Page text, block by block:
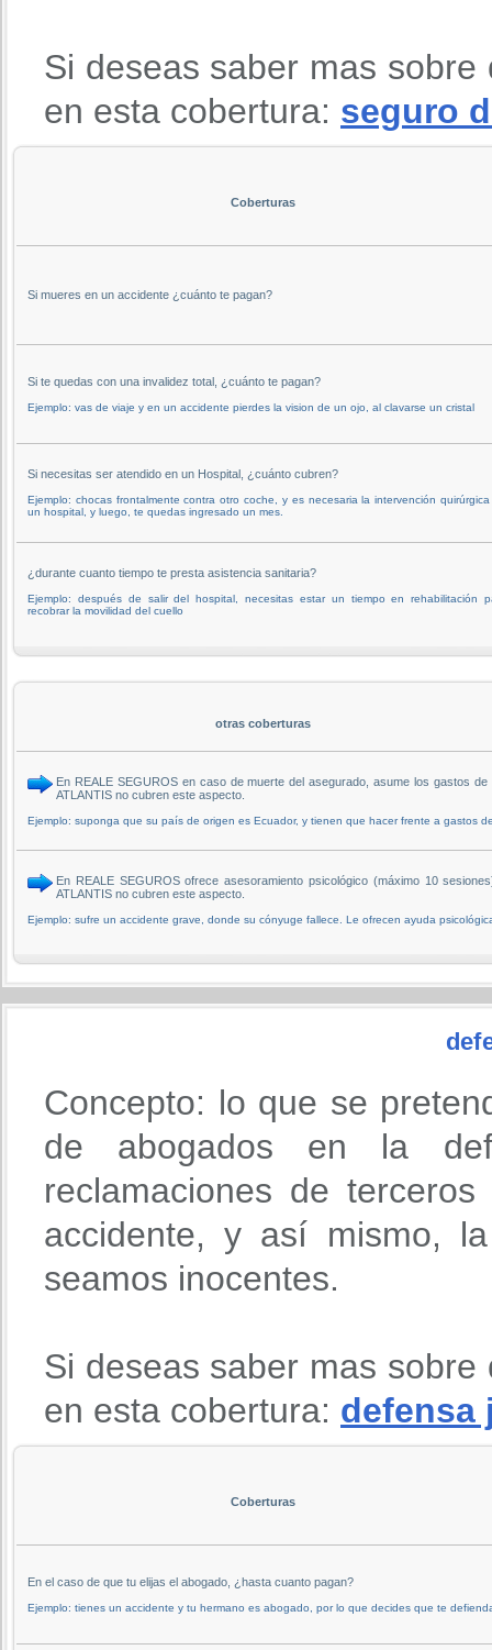
Si deseas saber mas
en esta cobertura: seguro
Coberturas
Si mueres en un accidente ¿cuánto te pagan?
Si te quedas con una invalidez total, ¿cuánto te pagan?
Ejemplo: vas de viaje y en un accidente pierdes la vision de un ojo, al clavarse un cristal
Si necesitas ser atendido en un Hospital, ¿cuánto cubren?
Ejemplo: chocas frontalmente contra otro coche, y es necesaria la intervención
un hospital, y luego, te quedas ingresado un mes.
¿durante cuanto tiempo te presta asistencia sanitaria?
Ejemplo: después de salir del hospital, necesitas estar un tiempo en rehabilitación
recobrar la movilidad del cuello
otras coberturas
En REALE SEGUROS en caso de muerte del asegurado, asume los gastos
ATLANTIS no cubren este aspecto.
Ejemplo: suponga que su país de origen es Ecuador, y tienen que hacer frente a gastos
En REALE SEGUROS ofrece asesoramiento psicológico (máximo 10
ATLANTIS no cubren este aspecto.
Ejemplo: sufre un accidente grave, donde su cónyuge fallece. Le ofrecen ayuda
Concepto: lo que se
de abogados en la
reclamaciones de
accidente, y así mismo,
seamos inocentes.
Si deseas saber mas
en esta cobertura: defensa
Coberturas
En el caso de que tu elijas el abogado, ¿hasta cuanto pagan?
Ejemplo: tienes un accidente y tu hermano es abogado, por lo que decides que te